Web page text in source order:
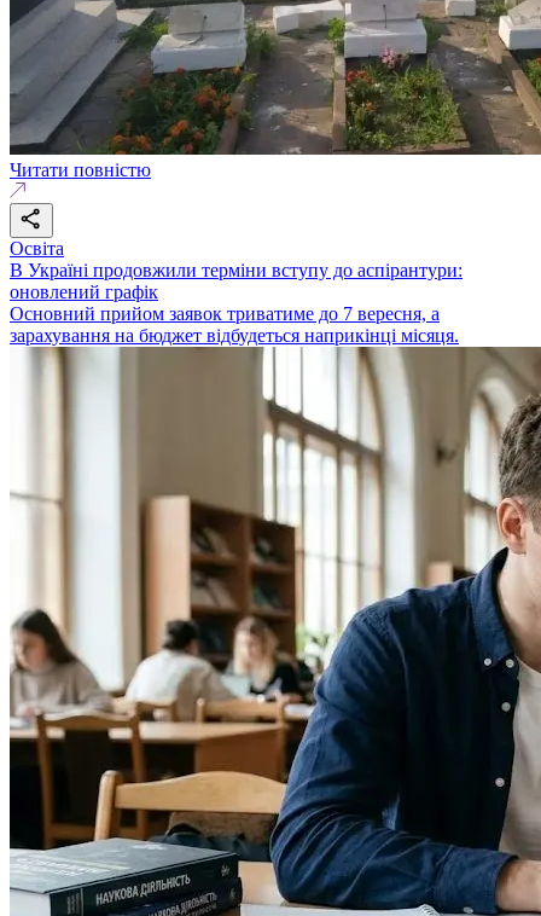
Читати повністю
Освіта
В Україні продовжили терміни вступу до аспірантури:
оновлений графік
Основний прийом заявок триватиме до 7 вересня, а
зарахування на бюджет відбудеться наприкінці місяця.